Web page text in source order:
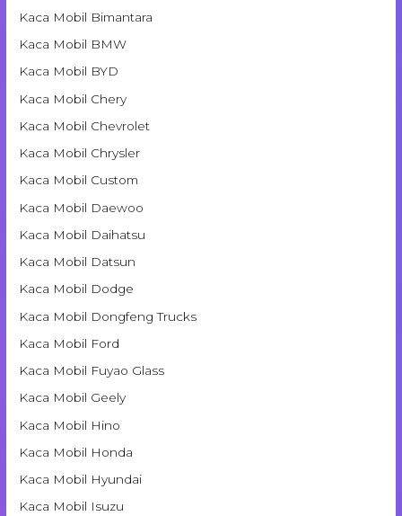
Kaca Mobil Bimantara
Kaca Mobil BMW
Kaca Mobil BYD
Kaca Mobil Chery
Kaca Mobil Chevrolet
Kaca Mobil Chrysler
Kaca Mobil Custom
Kaca Mobil Daewoo
Kaca Mobil Daihatsu
Kaca Mobil Datsun
Kaca Mobil Dodge
Kaca Mobil Dongfeng Trucks
Kaca Mobil Ford
Kaca Mobil Fuyao Glass
Kaca Mobil Geely
Kaca Mobil Hino
Kaca Mobil Honda
Kaca Mobil Hyundai
Kaca Mobil Isuzu